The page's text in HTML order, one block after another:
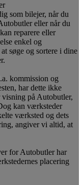
som bilejer, når du
eller når du
reparere eller
enkel og
søge og sortere i dine
kommission og
har dette ikke
på Autobutler,
kan værksteder
værksted og dets
angiver vi altid, at
for Autobutler har
placering